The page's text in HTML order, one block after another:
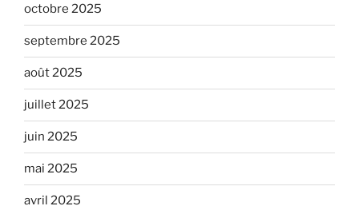
octobre 2025
septembre 2025
août 2025
juillet 2025
juin 2025
mai 2025
avril 2025